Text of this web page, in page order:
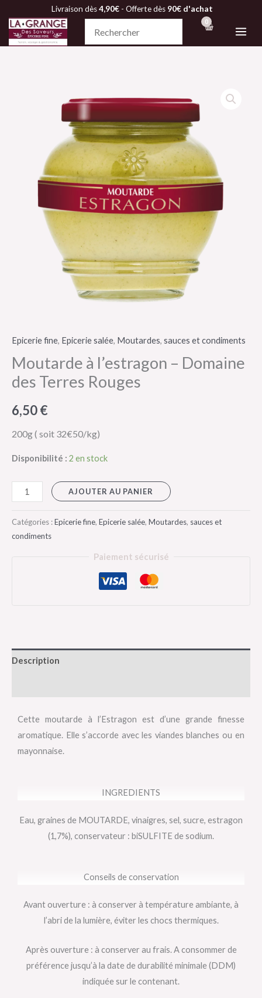
contenu
Livraison dès4,90€- Offerte dès 90€ d'achat
Epicerie fine, Epicerie salée, Moutardes, sauces et condiments
Moutarde à l’estragon – Domaine
des Terres Rouges
6,50€
200g ( soit 32€50/kg)
Disponibilité : 2 en stock
Domaine
AJOUTER AU PANIER
Catégories :Epicerie fine, Epicerie salée, Moutardes, sauces et
condiments
Paiement sécurisé
Description
Cette moutarde à l’Estragon est d’une grande finesse
aromatique. Elle s’accorde avec les viandes blanches ou en
mayonnaise.
INGREDIENTS
Eau, graines de MOUTARDE, vinaigres, sel, sucre, estragon
(1,7%), conservateur : biSULFITE de sodium.
Conseils de conservation
Avant ouverture : à conserver à température ambiante, à
l’abri de la lumière, éviter les chocs thermiques.
Après ouverture : à conserver au frais. A consommer de
préférence jusqu’à la date de durabilité minimale (DDM)
indiquée sur le contenant.